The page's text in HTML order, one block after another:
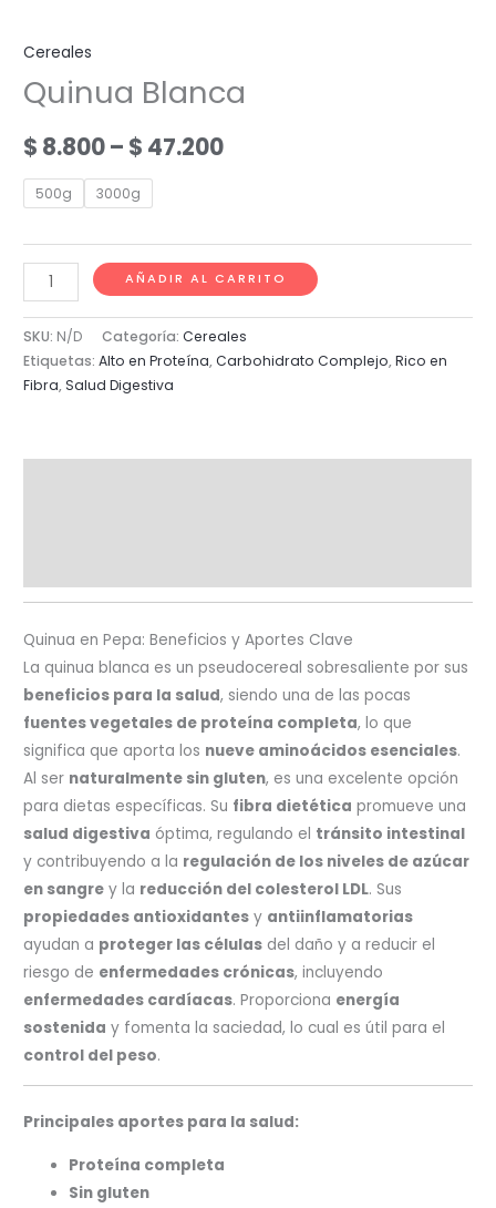
Cereales
Quinua Blanca
$ 8.800– $ 47.200Price
through
$ 47.200
500g 3000g
Quinua
Blanca
cantidad
AÑADIR AL CARRITO
SKU: N/D Categoría:Cereales
Etiquetas:Alto en Proteína,Carbohidrato Complejo,Rico en
Fibra,Salud Digestiva
Quinua en Pepa: Beneficios y Aportes Clave
La quinua blanca es un pseudocereal sobresaliente por sus
beneficios para la salud, siendo una de las pocas
fuentes vegetales de proteína completa, lo que
significa que aporta los nueve aminoácidos esenciales.
Al ser naturalmente sin gluten, es una excelente opción
para dietas específicas. Su fibra dietética promueve una
salud digestiva óptima, regulando el tránsito intestinal
y contribuyendo a la regulación de los niveles de azúcar
en sangre y la reducción del colesterol LDL. Sus
propiedades antioxidantes y antiinflamatorias
ayudan a proteger las células del daño y a reducir el
riesgo de enfermedades crónicas, incluyendo
enfermedades cardíacas. Proporciona energía
sostenida y fomenta la saciedad, lo cual es útil para el
control del peso.
Principales aportes para la salud:
Proteína completa
Sin gluten